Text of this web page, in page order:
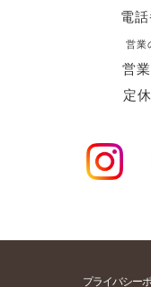
電
営業
営
定
プライバシー